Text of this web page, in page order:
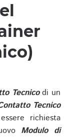
Tecnicodi un
Tecnico
richiesta
Modulo di